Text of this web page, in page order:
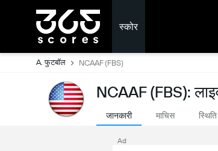
स्कोर
A. फुटबॉल NCAAF (FBS)
NCAAF (FBS):
जानकारी माचिस स्थिति
Ad